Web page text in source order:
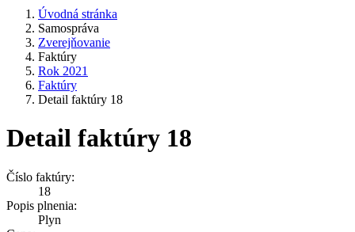
Úvodná stránka
Samospráva
Zverejňovanie
Faktúry
Rok 2021
Faktúry
Detail faktúry 18
Detail faktúry 18
Číslo faktúry:
18
Popis plnenia:
Plyn